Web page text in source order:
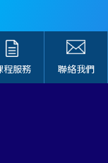
程服務 聯絡我們
1